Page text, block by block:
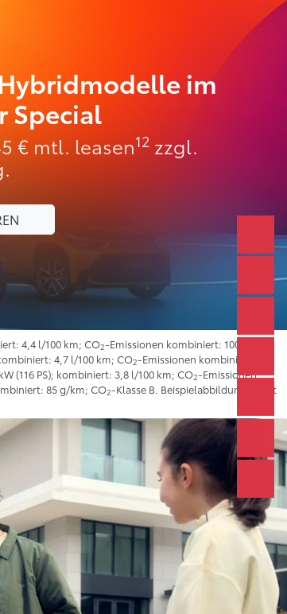
im
Special
€ mtl. leasen12 zzgl.
4,4 l/100 km; CO2-Emissionen kombiniert: 100 g/km;
4,7 l/100 km; CO2-Emissionen kombiniert: 105
(116 PS); kombiniert: 3,8 l/100 km; CO2-Emissionen
85 g/km; CO2-Klasse B. Beispielabbildungen mit